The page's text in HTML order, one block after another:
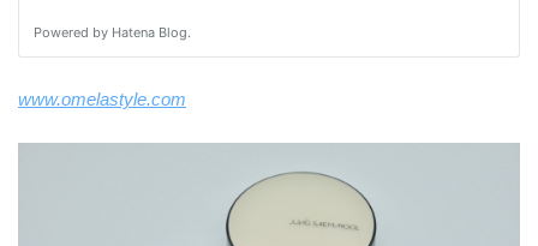
www.omelastyle.com